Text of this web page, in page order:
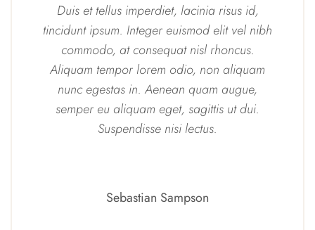
Duis et tellus imperdiet, lacinia risus id,
tincidunt ipsum. Integer euismod elit vel nibh
commodo, at consequat nisl rhoncus.
Aliquam tempor lorem odio, non aliquam
nunc egestas in. Aenean quam augue,
semper eu aliquam eget, sagittis ut dui.
Suspendisse nisi lectus.
Sebastian Sampson